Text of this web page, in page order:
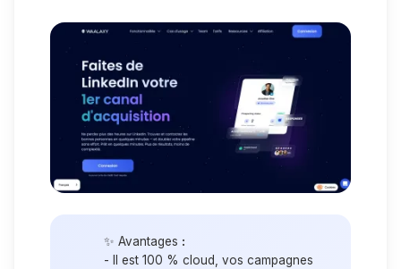
✨ Avantages :
- Il est 100 % cloud, vos campagnes